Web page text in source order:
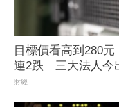
目標價看高到280
連2跌 三大法人今
財經